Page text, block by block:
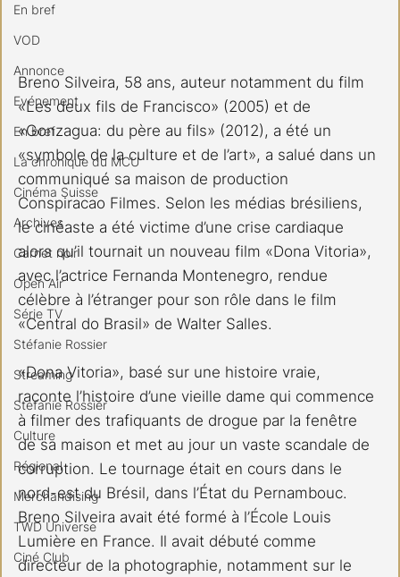
En bref
VOD
Annonce
Evénement
En bref
La chronique du MCU
Cinéma Suisse
Archives
Carnet noir
Open Air
Série TV
Stéfanie Rossier
Streaming
Stefanie Rossier
Culture
Régional
Merchandising
TWD Universe
Ciné Club
Breno Silveira, 58 ans, auteur notamment du film
«Les deux fils de Francisco» (2005) et de
«Gonzagua: du père au fils» (2012), a été un
«symbole de la culture et de l’art», a salué dans un
communiqué sa maison de production
Conspiracao Filmes. Selon les médias brésiliens,
le cinéaste a été victime d’une crise cardiaque
alors qu’il tournait un nouveau film «Dona Vitoria»,
avec l’actrice Fernanda Montenegro, rendue
célèbre à l’étranger pour son rôle dans le film
«Central do Brasil» de Walter Salles.
«Dona Vitoria», basé sur une histoire vraie,
raconte l’histoire d’une vieille dame qui commence
à filmer des trafiquants de drogue par la fenêtre
de sa maison et met au jour un vaste scandale de
corruption. Le tournage était en cours dans le
nord-est du Brésil, dans l’État du Pernambouc.
Breno Silveira avait été formé à l’École Louis
Lumière en France. Il avait débuté comme
directeur de la photographie, notamment sur le